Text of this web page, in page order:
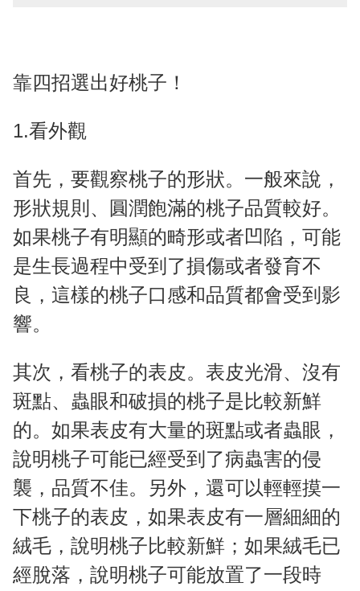
靠四招選出好桃子！
1.看外觀
首先，要觀察桃子的形狀。一般來說，
形狀規則、圓潤飽滿的桃子品質較好。
如果桃子有明顯的畸形或者凹陷，可能
是生長過程中受到了損傷或者發育不
良，這樣的桃子口感和品質都會受到影
響。
其次，看桃子的表皮。表皮光滑、沒有
斑點、蟲眼和破損的桃子是比較新鮮
的。如果表皮有大量的斑點或者蟲眼，
說明桃子可能已經受到了病蟲害的侵
襲，品質不佳。另外，還可以輕輕摸一
下桃子的表皮，如果表皮有一層細細的
絨毛，說明桃子比較新鮮；如果絨毛已
經脫落，說明桃子可能放置了一段時